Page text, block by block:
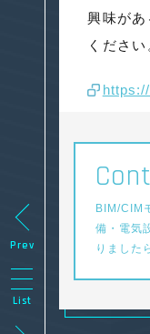
興味が
ください
BIM/CIM
備・電気
りました
Prev
List